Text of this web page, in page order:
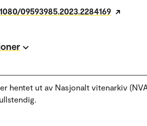
09593985.2023.2284169
hentet ut av Nasjonalt vitenarkiv